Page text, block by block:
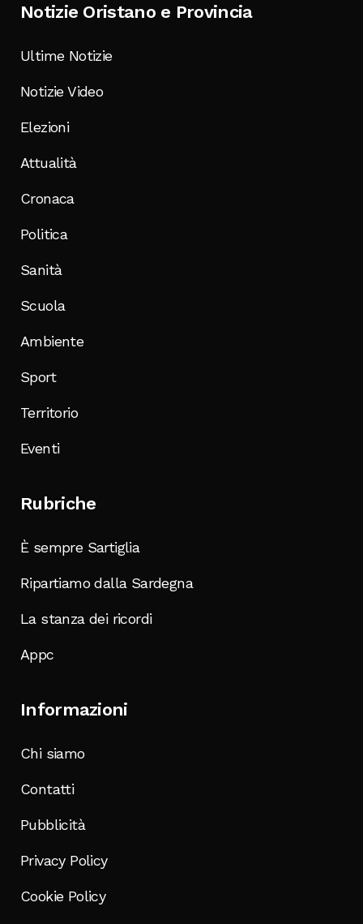
Notizie Oristano e Provincia
Ultime Notizie
Notizie Video
Elezioni
Attualità
Cronaca
Politica
Sanità
Scuola
Ambiente
Sport
Territorio
Eventi
Rubriche
È sempre Sartiglia
Ripartiamo dalla Sardegna
La stanza dei ricordi
Appc
Informazioni
Chi siamo
Contatti
Pubblicità
Privacy Policy
Cookie Policy